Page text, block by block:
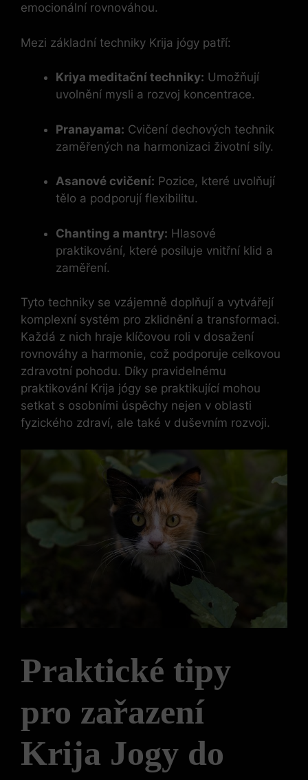
emocionální rovnováhou.
Mezi základní techniky Krija jógy patří:
Kriya meditační techniky: Umožňují
uvolnění mysli a rozvoj koncentrace.
Pranayama: Cvičení dechových technik
zaměřených na harmonizaci životní síly.
Asanové cvičení: Pozice, které uvolňují
tělo a podporují flexibilitu.
Chanting a mantry: Hlasové
praktikování, které posiluje vnitřní klid a
zaměření.
Tyto techniky se vzájemně doplňují a vytvářejí
komplexní systém pro zklidnění a transformaci.
Každá z nich hraje klíčovou roli v dosažení
rovnováhy a harmonie, což podporuje celkovou
zdravotní pohodu. Díky pravidelnému
praktikování Krija jógy se praktikující mohou
setkat s osobními úspěchy nejen v oblasti
fyzického zdraví, ale také v duševním rozvoji.
Praktické tipy
pro zařazení
Krija Jogy do